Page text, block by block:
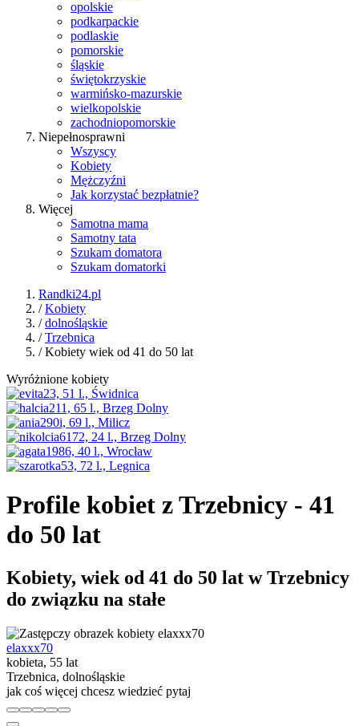
opolskie
podkarpackie
podlaskie
pomorskie
śląskie
świętokrzyskie
warmińsko-mazurskie
wielkopolskie
zachodniopomorskie
Niepełnosprawni
Wszyscy
Kobiety
Mężczyźni
Jak korzystać bezpłatnie?
Więcej
Samotna mama
Samotny tata
Szukam domatora
Szukam domatorki
Randki24.pl
/Kobiety
/dolnośląskie
/Trzebnica
/ Kobiety wiek od 41 do 50 lat
Wyróżnione kobiety
Profile kobiet z Trzebnicy - 41
do 50 lat
Kobiety, wiek od 41 do 50 lat w Trzebnicy
do związku na stałe
elaxxx70
kobieta, 55 lat
Trzebnica, dolnośląskie
jak coś więcej chcesz wiedzieć pytaj